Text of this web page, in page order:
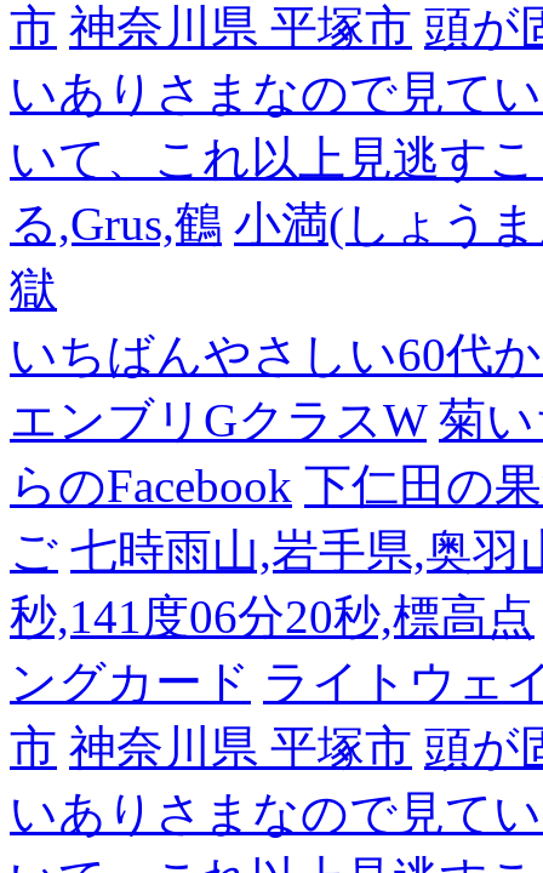
市 神奈川県 平塚市 頭が
いありさまなので見て
いて、これ以上見逃す
る,Grus,鶴 小満(しょう
獄
いちばんやさしい60代
エンブリGクラスW 菊
らのFacebook 下仁田の
ご 七時雨山,岩手県,奥羽
秒,141度06分20秒,標高点
ングカード ライトウェ
市 神奈川県 平塚市 頭が
いありさまなので見て